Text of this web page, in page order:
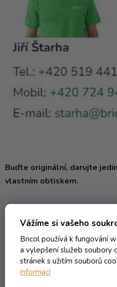
Vážíme si vašeho
Bricol používá k fungování
a vylepšení služeb soubory
stránek s užitím souborů
informací
Buďte originální, darujte
vlastním obtiskem.
PŘEDCHOZÍ ČLÁNEK